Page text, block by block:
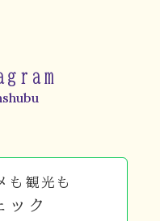
も観光も
ック